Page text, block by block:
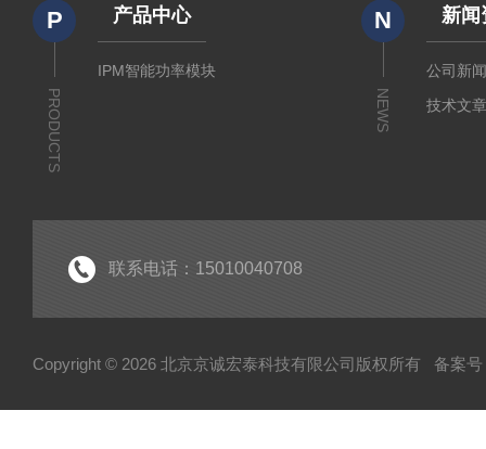
P
PRODUCTS
产品中心
IPM智能功率模块
N
NEWS
新闻
公司新
技术文
联系电话：15010040708
Copyright © 2026 北京京诚宏泰科技有限公司版权所有 备案号